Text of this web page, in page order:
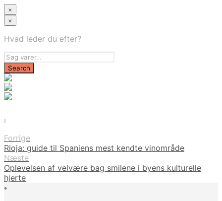
×
×
Hvad leder du efter?
i
Forrige
Rioja: guide til Spaniens mest kendte vinområde
Næste
Oplevelsen af velvære bag smilene i byens kulturelle
hjerte
•